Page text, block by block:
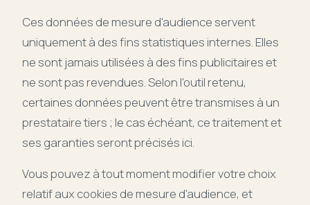
Ces données de mesure d'audience servent
uniquement à des fins statistiques internes. Elles
ne sont jamais utilisées à des fins publicitaires et
ne sont pas revendues. Selon l'outil retenu,
certaines données peuvent être transmises à un
prestataire tiers ; le cas échéant, ce traitement et
ses garanties seront précisés ici.
Vous pouvez à tout moment modifier votre choix
relatif aux cookies de mesure d'audience, et